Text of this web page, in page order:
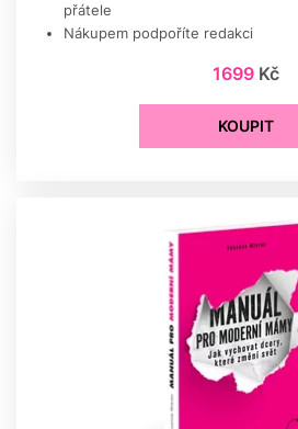
přátele
Nákupem podpoříte redakci
1699 Kč
KOUPIT